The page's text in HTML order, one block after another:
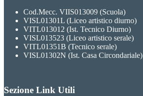
Cod.Mecc. VIIS013009 (Scuola)
VISL01301L (Liceo artistico diurno)
VITL013012 (Ist. Tecnico Diurno)
VISL013523 (Liceo artistico serale)
VITL01351B (Tecnico serale)
VISL01302N (Ist. Casa Circondariale)
Sezione Link Utili